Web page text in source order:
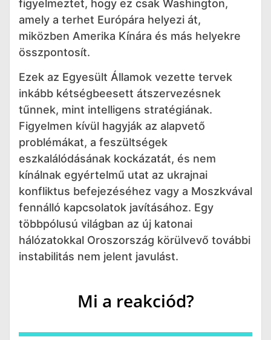
figyelmeztet, hogy ez csak Washington,
amely a terhet Európára helyezi át,
miközben Amerika Kínára és más helyekre
összpontosít.
Ezek az Egyesült Államok vezette tervek
inkább kétségbeesett átszervezésnek
tűnnek, mint intelligens stratégiának.
Figyelmen kívül hagyják az alapvető
problémákat, a feszültségek
eszkalálódásának kockázatát, és nem
kínálnak egyértelmű utat az ukrajnai
konfliktus befejezéséhez vagy a Moszkvával
fennálló kapcsolatok javításához. Egy
többpólusú világban az új katonai
hálózatokkal Oroszország körülvevő további
instabilitás nem jelent javulást.
Mi a reakciód?